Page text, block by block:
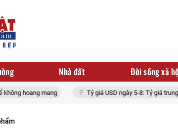
Nhà đất Đời sống xã
Tỷ giá USD ngày 5-8: Tỷ giá trung tâm tăng